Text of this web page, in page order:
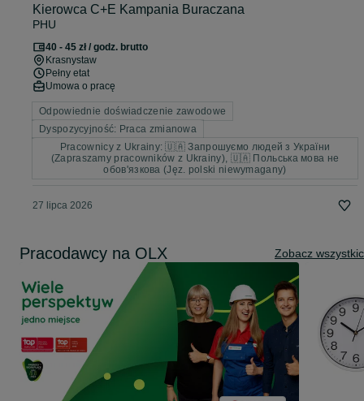
Kierowca C+E Kampania Buraczana
PHU
40 - 45 zł / godz. brutto
Krasnystaw
Pełny etat
Umowa o pracę
Odpowiednie doświadczenie zawodowe
Dyspozycyjność: Praca zmianowa
Pracownicy z Ukrainy: 🇺🇦 Запрошуємо людей з України
(Zapraszamy pracowników z Ukrainy), 🇺🇦 Польська мова не
обов'язкова (Jęz. polski niewymagany)
27 lipca 2026
Pracodawcy na OLX Zobacz